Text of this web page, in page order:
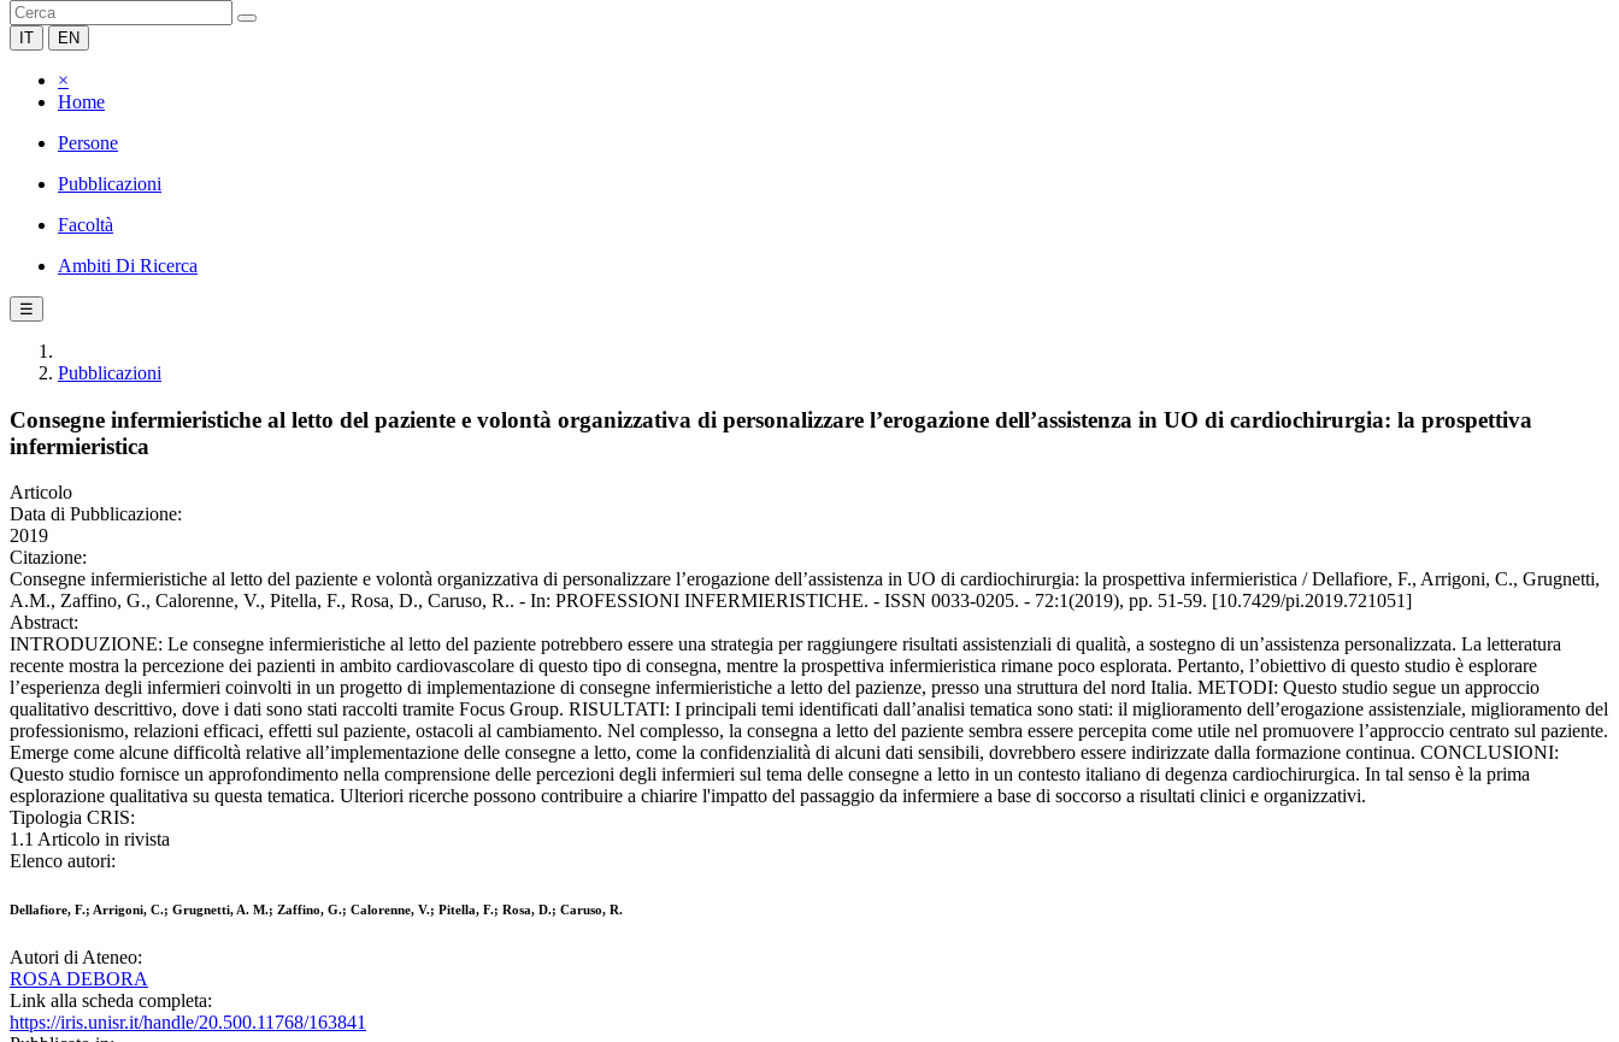
IT EN
×
Home
Persone
Pubblicazioni
Facoltà
Ambiti Di Ricerca
☰
Pubblicazioni
Consegne infermieristiche al letto del paziente e volontà organizzativa di personalizzare l’erogazione dell’assistenza in UO di cardiochirurgia: la prospettiva
infermieristica
Articolo
Data di Pubblicazione:
2019
Citazione:
Consegne infermieristiche al letto del paziente e volontà organizzativa di personalizzare l’erogazione dell’assistenza in UO di cardiochirurgia: la prospettiva infermieristica / Dellafiore, F., Arrigoni, C., Grugnetti,
A.M., Zaffino, G., Calorenne, V., Pitella, F., Rosa, D., Caruso, R.. - In: PROFESSIONI INFERMIERISTICHE. - ISSN 0033-0205. - 72:1(2019), pp. 51-59. [10.7429/pi.2019.721051]
Abstract:
INTRODUZIONE: Le consegne infermieristiche al letto del paziente potrebbero essere una strategia per raggiungere risultati assistenziali di qualità, a sostegno di un’assistenza personalizzata. La letteratura
recente mostra la percezione dei pazienti in ambito cardiovascolare di questo tipo di consegna, mentre la prospettiva infermieristica rimane poco esplorata. Pertanto, l’obiettivo di questo studio è esplorare
l’esperienza degli infermieri coinvolti in un progetto di implementazione di consegne infermieristiche a letto del pazienze, presso una struttura del nord Italia. METODI: Questo studio segue un approccio
qualitativo descrittivo, dove i dati sono stati raccolti tramite Focus Group. RISULTATI: I principali temi identificati dall’analisi tematica sono stati: il miglioramento dell’erogazione assistenziale, miglioramento del
professionismo, relazioni efficaci, effetti sul paziente, ostacoli al cambiamento. Nel complesso, la consegna a letto del paziente sembra essere percepita come utile nel promuovere l’approccio centrato sul paziente.
Emerge come alcune difficoltà relative all’implementazione delle consegne a letto, come la confidenzialità di alcuni dati sensibili, dovrebbero essere indirizzate dalla formazione continua. CONCLUSIONI:
Questo studio fornisce un approfondimento nella comprensione delle percezioni degli infermieri sul tema delle consegne a letto in un contesto italiano di degenza cardiochirurgica. In tal senso è la prima
esplorazione qualitativa su questa tematica. Ulteriori ricerche possono contribuire a chiarire l'impatto del passaggio da infermiere a base di soccorso a risultati clinici e organizzativi.
Tipologia CRIS:
1.1 Articolo in rivista
Elenco autori:
Dellafiore, F.; Arrigoni, C.; Grugnetti, A. M.; Zaffino, G.; Calorenne, V.; Pitella, F.; Rosa, D.; Caruso, R.
Autori di Ateneo:
ROSA DEBORA
Link alla scheda completa:
https://iris.unisr.it/handle/20.500.11768/163841